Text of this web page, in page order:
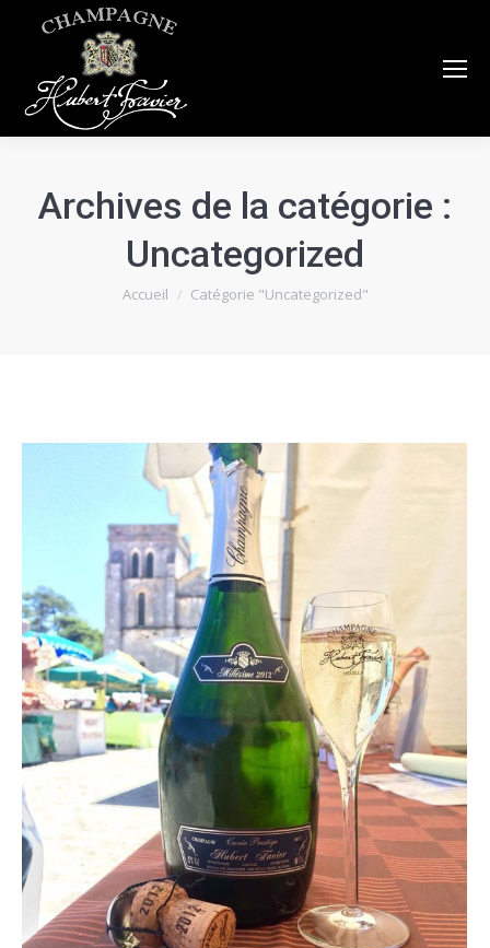
Archives de la catégorie :
Uncategorized
Vous êtes ici :
Accueil Catégorie "Uncategorized"